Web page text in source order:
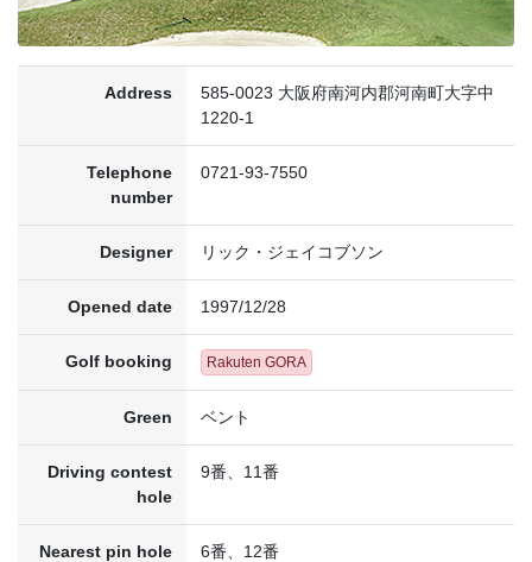
Address
585-0023 大阪府南河内郡河南町大字中
1220-1
Telephone
number
0721-93-7550
Designer リック・ジェイコブソン
Opened date 1997/12/28
Golf booking Rakuten GORA
Green ベント
Driving contest
hole
9番、11番
Nearest pin hole 6番、12番